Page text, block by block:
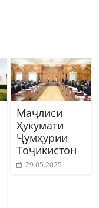
Маҷлиси
Ҳукумати
Ҷумҳурии
Тоҷикистон
29.05.2025